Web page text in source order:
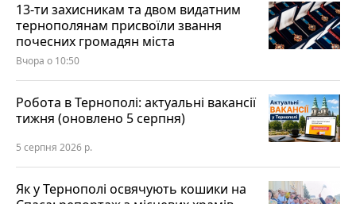
13-ти захисникам та двом видатним
тернополянам присвоїли звання
почесних громадян міста
Вчора о 10:50
Робота в Тернополі: актуальні вакансії
тижня (оновлено 5 серпня)
5 серпня 2026 р.
Як у Тернополі освячують кошики на